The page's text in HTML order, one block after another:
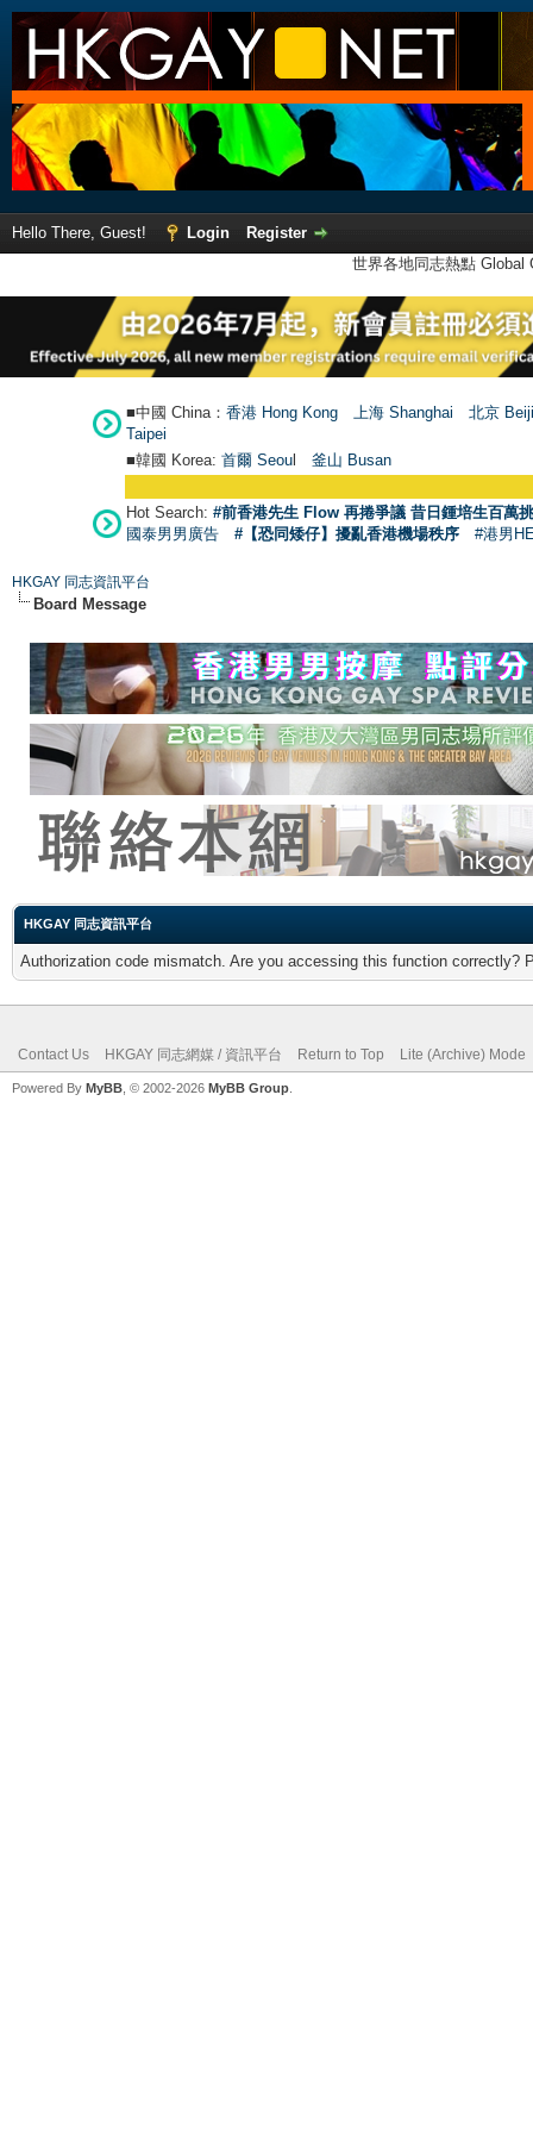
Hello There, Guest! Login
Register
世界各地同志熱點
■中國 China： 香港 Hong Kong 上海 Shanghai
北京
Taipei
■韓國 Korea: 首爾 Seoul 釜山 Busan
Hot Search: #前香港先生 Flow 再捲爭議 昔日鍾培生百萬
國泰男男廣告
#【恐同矮仔】擾亂香港機場秩序 #港男
HKGAY 同志資訊平台
Board Message
HKGAY 同志資訊平台
Authorization code mismatch. Are you accessing this function correctly?
Contact Us HKGAY 同志網媒 / 資訊平台 Return to Top Lite (Archive) Mode
Powered By MyBB , © 2002-2026 MyBB Group